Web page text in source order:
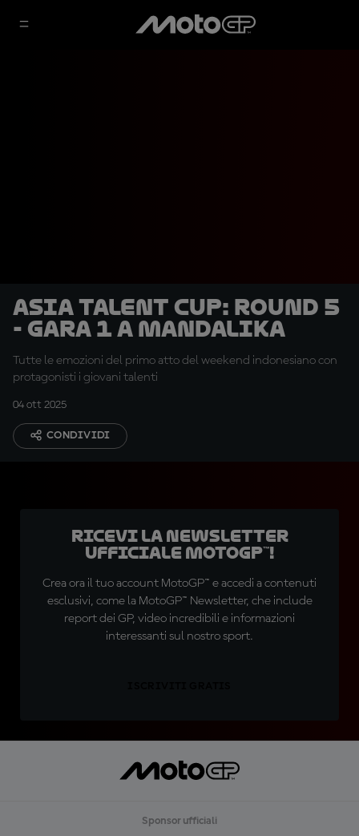
Asia Talent Cup: Round 5
- Gara 1 a Mandalika
Tutte le emozioni del primo atto del weekend indonesiano con
protagonisti i giovani talenti
04 ott 2025
CONDIVIDI
Ricevi la newsletter
ufficiale MotoGP™!
Crea ora il tuo account MotoGP™ e accedi a contenuti
esclusivi, come la MotoGP™ Newsletter, che include
report dei GP, video incredibili e informazioni
interessanti sul nostro sport.
Sponsor ufficiali